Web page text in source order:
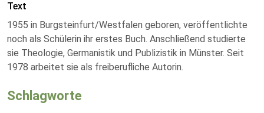
Text
1955 in Burgsteinfurt/Westfalen geboren, veröffentlichte
noch als Schülerin ihr erstes Buch. Anschließend studierte
sie Theologie, Germanistik und Publizistik in Münster. Seit
1978 arbeitet sie als freiberufliche Autorin.
Schlagworte